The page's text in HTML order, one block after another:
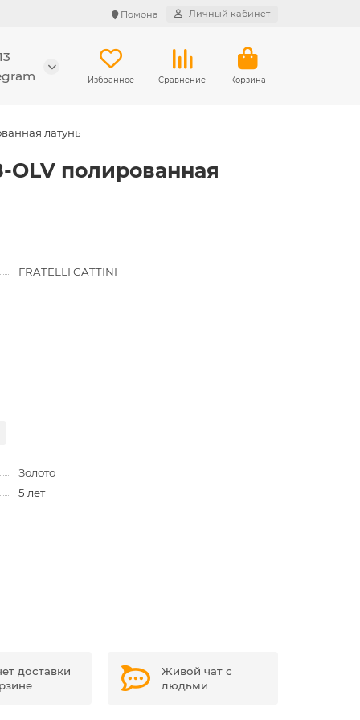
Помона Личный кабинет
Избранное Сравнение Корзина
латунь
OLV полированная
FRATELLI CATTINI
Золото
5 лет
доставки
Живой чат с
людьми